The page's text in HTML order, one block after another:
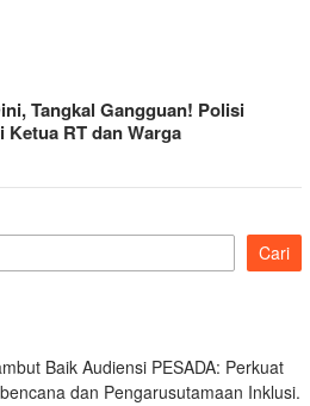
Tangkal Gangguan! Polisi
Ketua RT dan Warga
Cari
Baik Audiensi PESADA: Perkuat
dan Pengarusutamaan Inklusi.